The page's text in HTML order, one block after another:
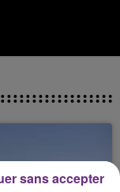
sans accepter